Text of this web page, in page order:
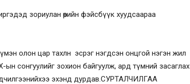
зориулан өөрийн фэйсбүүк хуудсаараа
олон цар тахлн эсрэг нэгдсэн онцгой нэгэн жил
ын сонгуулийг зохион байгуулж, ард түмний засаглах
эхэнд дурдав.СУРТАЛЧИЛГАА